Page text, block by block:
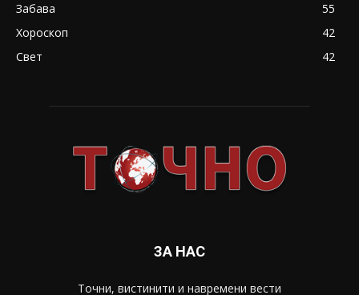
Забава
55
Хороскоп
42
Свет
42
ЗА НАС
Точни, вистинити и навремени вести